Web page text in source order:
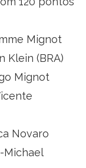
Mignot
Klein (BRA)
Mignot
Novaro
Michael